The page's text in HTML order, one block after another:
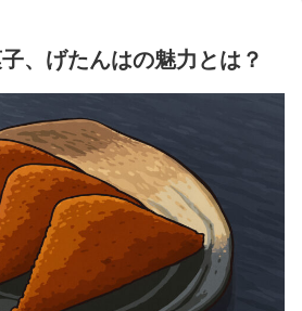
、げたんはの魅力とは？